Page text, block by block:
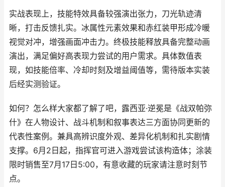
实战表现上，技能特效具备较强演出张力，刀光轨迹清
晰，打击反馈扎实。冰属性元素效果和赤红装甲形成冷暖
视觉对冲，增强画面冲击力。终极技能释放具备完整动画
演出，满足偏好高表现力尝试的用户需求。具体数值表
现，如技能倍率、冷却时刻及增益阈值等，需待版本实装
后经实测验证。
如何？怎么样大家都了解了吧，露西亚·逆冕是《战双帕弥
什》在人物设计、战斗机制和叙事表达三方面协同更新的
代表性案例。兼具高辨识度外观、差异化机制和扎实剧情
支撑。6月2日起，指挥官可进入游戏尝试该构造体；涂装
限时销售至7月17日5:00，有意收藏的玩家请注意时刻节
点。